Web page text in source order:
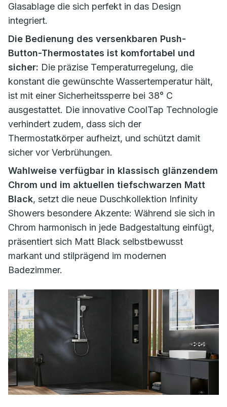
Glasablage die sich perfekt in das Design
integriert.
Die Bedienung des versenkbaren Push-
Button-Thermostates ist komfortabel und
sicher: Die präzise Temperaturregelung, die
konstant die gewünschte Wassertemperatur hält,
ist mit einer Sicherheitssperre bei 38° C
ausgestattet. Die innovative CoolTap Technologie
verhindert zudem, dass sich der
Thermostatkörper aufheizt, und schützt damit
sicher vor Verbrühungen.
Wahlweise verfügbar in klassisch glänzendem
Chrom und im aktuellen tiefschwarzen Matt
Black, setzt die neue Duschkollektion Infinity
Showers besondere Akzente: Während sie sich in
Chrom harmonisch in jede Badgestaltung einfügt,
präsentiert sich Matt Black selbstbewusst
markant und stilprägend im modernen
Badezimmer.